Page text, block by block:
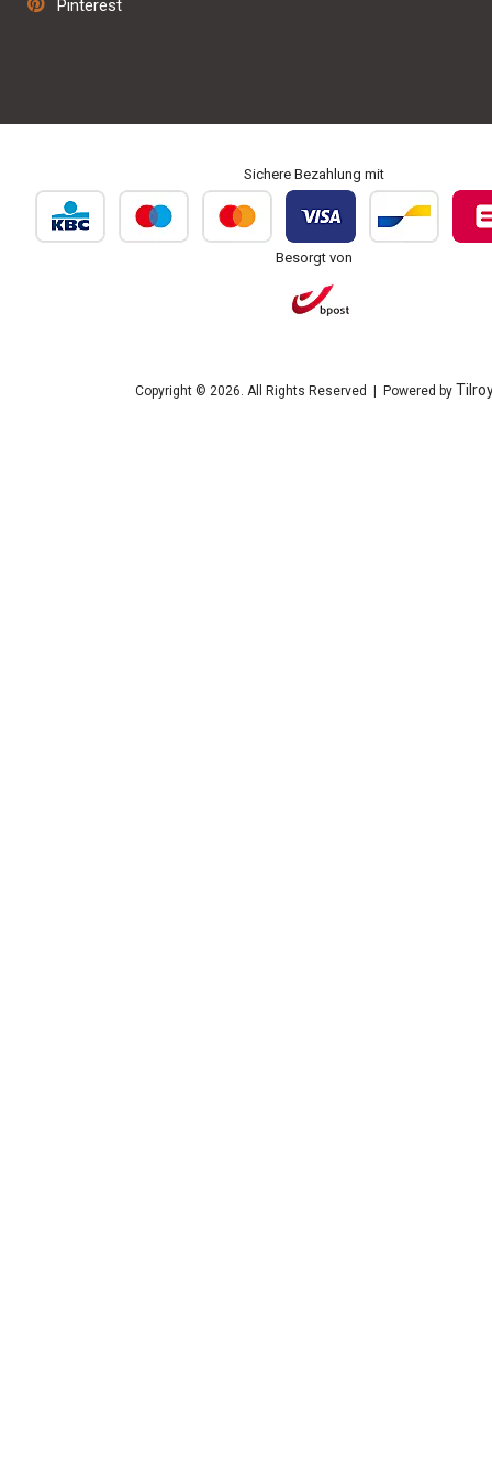
Personalisierung und Bestickung
Pinterest
Sichere Bezahlung mit
Besorgt von
Copyright © 2026. All Rights Reserved | Powered by